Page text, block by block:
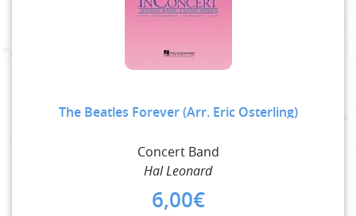
The Beatles Forever (Arr. Eric Osterling)
Concert Band
Hal Leonard
6,00€